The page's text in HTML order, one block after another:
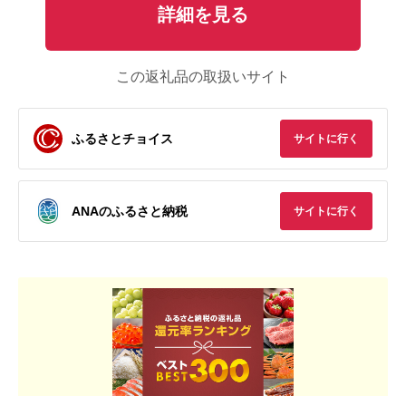
詳細を見る
この返礼品の取扱いサイト
ふるさとチョイス サイトに行く
ANAのふるさと納税 サイトに行く